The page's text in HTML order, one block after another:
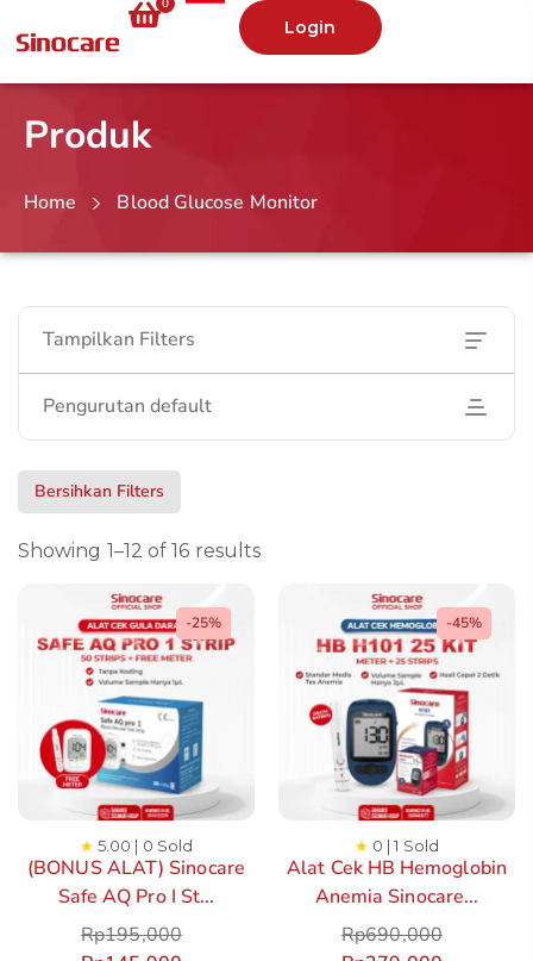
0
Login
Produk
Home Blood Glucose Monitor
Tampilkan Filters
Pengurutan default
Bersihkan Filters
Showing 1–12 of 16 results
-25%
(BONUS ALAT) Sinocare
Safe AQ Pro I St...
★5.00 | 0 Sold
Rp195,000
-45%
Alat Cek HB Hemoglobin
Anemia Sinocare...
★ 0 | 1 Sold
Rp690,000